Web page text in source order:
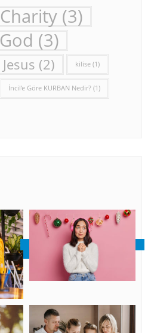
Charity (3)
God (3)
Jesus (2) kilise (1)
İncil’e Göre KURBAN Nedir? (1)